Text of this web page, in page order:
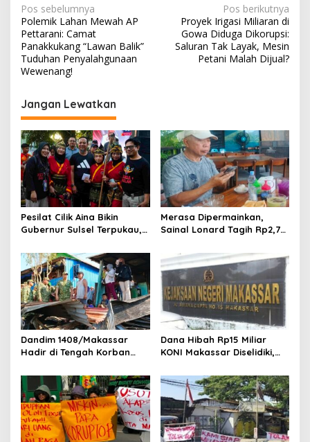
N
a
v
i
a
s
i
p
o
s
Pos sebelumnya
Polemik Lahan Mewah AP
Pettarani: Camat
Panakkukang “Lawan Balik”
Tuduhan Penyalahgunaan
Wewenang!
Pos berikutnya
Proyek Irigasi Miliaran di
Gowa Diduga Dikorupsi:
Saluran Tak Layak, Mesin
Petani Malah Dijual?
Jangan Lewatkan
Pesilat Cilik Aina Bikin
Gubernur Sulsel Terpukau,
Menggelegar di Harmoni
Kemanusiaan
Merasa Dipermainkan,
Sainal Lonard Tagih Rp2,75
Sengketa Lahan 27 Ribu
Meter Persegi
Dandim 1408/Makassar
Hadir di Tengah Korban
Bantuan dan Bangkitkan
Harapan
Dana Hibah Rp15 Miliar
KONI Makassar Diselidiki,
Mundurnya 9 Pengurus